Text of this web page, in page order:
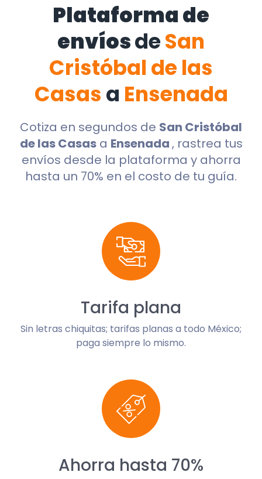
Plataforma de
envíosdeSan
Cristóbal de las
Casas a Ensenada
Cotiza en segundos de San Cristóbal
de las Casasa Ensenada, rastrea tus
envíos desde la plataforma y ahorra
hasta un 70% en el costo de tu guía.
Tarifa plana
Sin letras chiquitas; tarifas planas a todo México;
paga siempre lo mismo.
Ahorra hasta 70%